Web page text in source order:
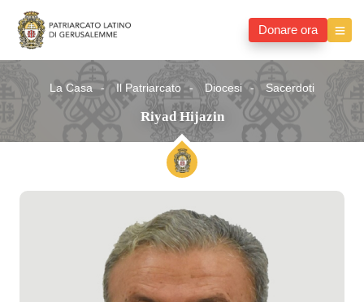
Donare ora
La Casa Il Patriarcato Diocesi Sacerdoti
Riyad Hijazin